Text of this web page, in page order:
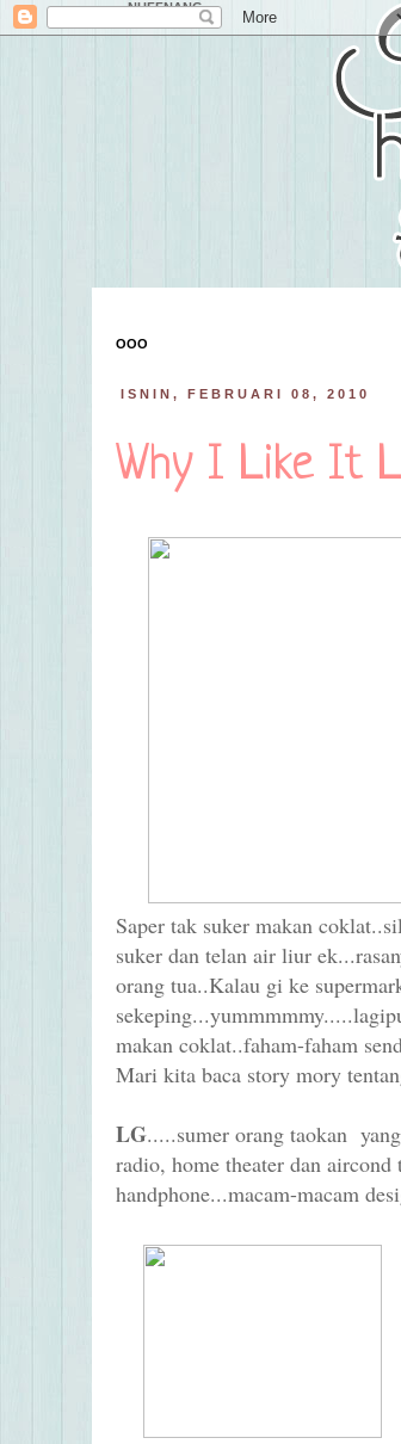
NUFFNANG
OOO
ISNIN, FEBRUARI 08, 2010
Why I Like It
Saper tak suker makan
suker dan telan air liur
orang tua..Kalau gi ke
makan coklat..faham-faham
Mari kita baca story mory
LG.....sumer orang taokan yang
radio, home theater dan aircond
handphone...macam-macam